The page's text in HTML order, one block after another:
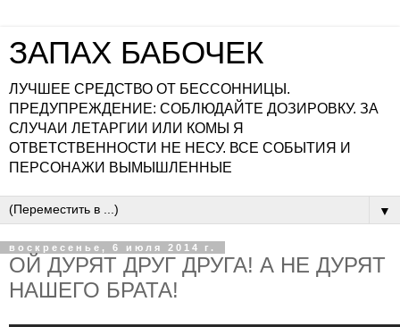
ЗАПАХ БАБОЧЕК
ЛУЧШЕЕ СРЕДСТВО ОТ БЕССОННИЦЫ.
ПРЕДУПРЕЖДЕНИЕ: СОБЛЮДАЙТЕ ДОЗИРОВКУ. ЗА
СЛУЧАИ ЛЕТАРГИИ ИЛИ КОМЫ Я
ОТВЕТСТВЕННОСТИ НЕ НЕСУ. ВСЕ СОБЫТИЯ И
ПЕРСОНАЖИ ВЫМЫШЛЕННЫЕ
▼
воскресенье, 6 июля 2014 г.
ОЙ ДУРЯТ ДРУГ ДРУГА! А НЕ ДУРЯТ
НАШЕГО БРАТА!